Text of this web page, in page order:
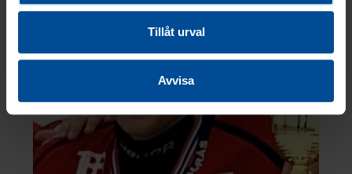
Tillåt urval
Avvisa